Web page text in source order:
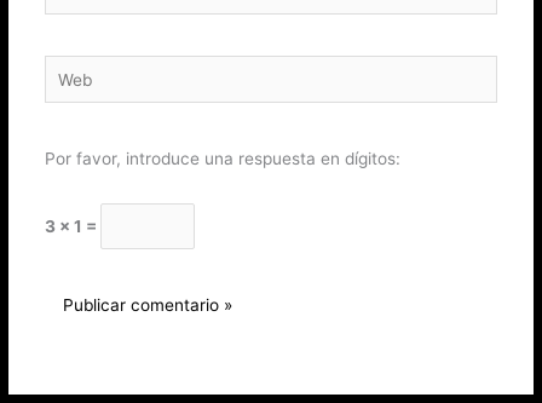
electrónico*
Web
Por favor, introduce una respuesta en dígitos:
3 × 1 =